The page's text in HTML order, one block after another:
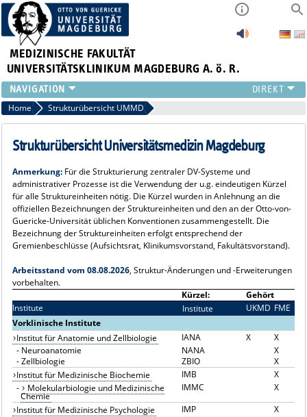
MEDIZINISCHE FAKULTÄT
UNIVERSITÄTSKLINIKUM MAGDEBURG A. ö. R.
INSTITUTE
KLINIKEN
ZENTRALE EINRICHTUNGEN
PRESSE
ÜBER UNS
INTERNATIONAL
INTRANET
Home Strukturübersicht UMMD
Strukturübersicht Universitätsmedizin Magdeburg
Anmerkung:Für die Strukturierung zentraler DV-Systeme und
administrativer Prozesse ist die Verwendung der u.g. eindeutigen Kürzel
für alle Struktureinheiten nötig. Die Kürzel wurden in Anlehnung an die
offiziellen Bezeichnungen der Struktureinheiten und den an der Otto-von-
Guericke-Universität üblichen Konventionen zusammengestellt. Die
Bezeichnung der Struktureinheiten erfolgt entsprechend der
Gremienbeschlüsse (Aufsichtsrat, Klinikumsvorstand, Fakultätsvorstand).
Arbeitsstand vom 08.08.2026, Struktur-Änderungen und -Erweiterungen
vorbehalten.
Kürzel:
Gehört
Institute
Institute UKMD FME
Vorklinische Institute
Institut für Anatomie und Zellbiologie
IANA X
X
- Neuroanatomie NANA
X
-Zellbiologie ZBIO
X
Institut für Medizinische Biochemie
IMB
X
-
Molekularbiologie und Medizinische
Chemie
IMMC
X
Institut für Medizinische Psychologie
IMP
X